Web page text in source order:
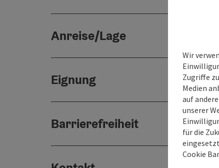
Anreise/Lage
Eignung
Barrierefreiheit
Wir
Zugriffe
Medien
auf
unserer
für die
Cookie